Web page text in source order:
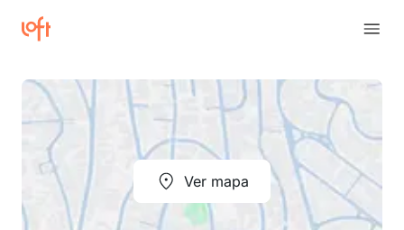
Ver mapa